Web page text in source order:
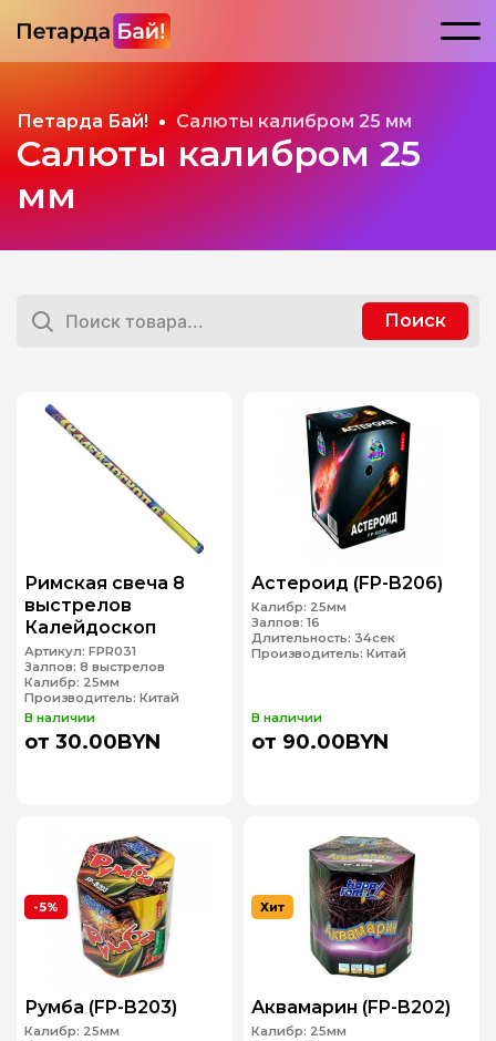
Петарда Бай! Салюты калибром 25 мм
Салюты калибром 25
мм
Поиск
Римская свеча 8
выстрелов
Калейдоскоп
Артикул: FPR031
Залпов: 8 выстрелов
Калибр: 25мм
Производитель: Китай
В наличии
от 30.00BYN
Астероид (FP-B206)
Калибр: 25мм
Залпов: 16
Длительность: 34сек
Производитель: Китай
В наличии
от 90.00BYN
-5%
Румба (FP-B203)
Калибр: 25мм
Хит
Аквамарин (FP-B202)
Калибр: 25мм